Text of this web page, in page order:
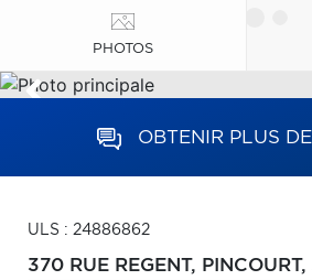
PHOTOS
OBTENIR PLUS
ULS : 24886862
370 RUE REGENT, PINCOURT,